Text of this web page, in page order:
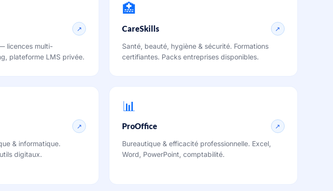
↗
licences multi-
plateforme LMS privée.
🏥
CareSkills ↗
Santé, beauté, hygiène & sécurité. Formations
certifiantes. Packs entreprises disponibles.
↗
& informatique.
digitaux.
📊
ProOffice ↗
Bureautique & efficacité professionnelle. Excel,
Word, PowerPoint, comptabilité.